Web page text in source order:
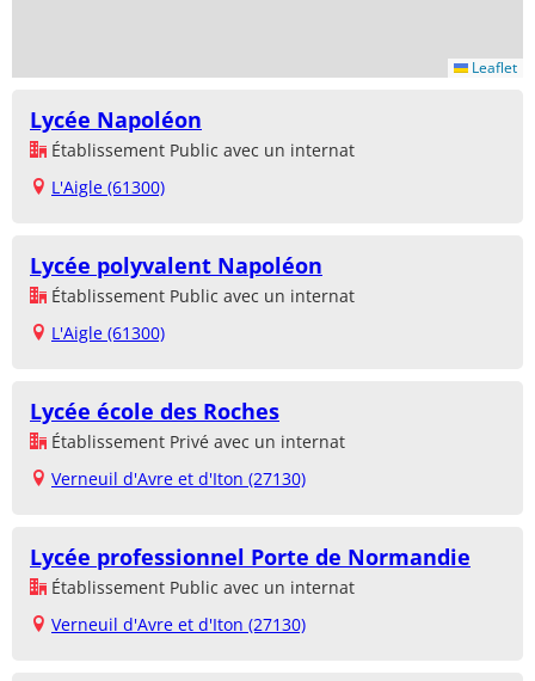
Leaflet
Lycée Napoléon
Établissement Public avec un internat
L'Aigle (61300)
Lycée polyvalent Napoléon
Établissement Public avec un internat
L'Aigle (61300)
Lycée école des Roches
Établissement Privé avec un internat
Verneuil d'Avre et d'Iton (27130)
Lycée professionnel Porte de Normandie
Établissement Public avec un internat
Verneuil d'Avre et d'Iton (27130)